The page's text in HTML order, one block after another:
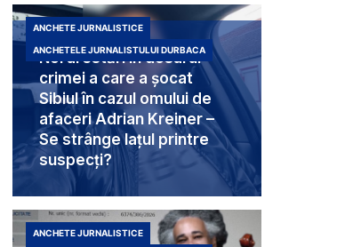
Noi arestări în dosarul
crimei a care a șocat
Sibiul în cazul omului de
afaceri Adrian Kreiner –
Se strânge lațul printre
suspecți?
ANCHETE JURNALISTICE
ANCHETELE JURNALISTULUI DURBACA
ANCHETE JURNALISTICE